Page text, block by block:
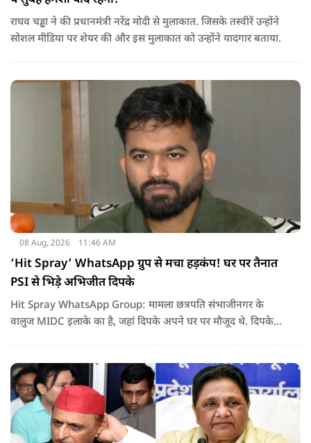
राघव चड्ढा ने की प्रधानमंत्री नरेंद्र मोदी से मुलाकात. जिसके तस्वीरें उन्होंने
सोशल मीडिया पर शेयर की और इस मुलाकात को उन्होंने यादगार बताया.
08 Aug, 2026 11:46 AM
‘Hit Spray’ WhatsApp ग्रुप से मचा हड़कंप! घर पर तैनात
PSI से भिड़े अभिजीत दिपके
Hit Spray WhatsApp Group: मामला छत्रपति संभाजीनगर के
वालुज MIDC इलाके का है, जहां दिपके अपने घर पर मौजूद थे. दिपके
को लेकर दिपके की पुलिस अधिकारी से तीखी बहस हो गई.